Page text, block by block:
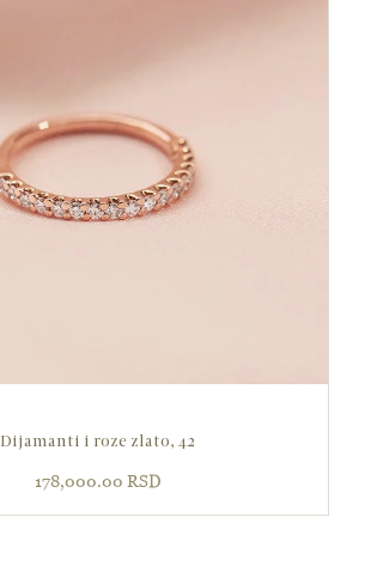
Dijamanti i roze zlato, 42
178,000.00 RSD